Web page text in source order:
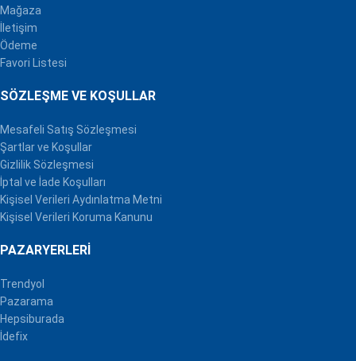
Mağaza
İletişim
Ödeme
Favori Listesi
SÖZLEŞME VE KOŞULLAR
Mesafeli Satış Sözleşmesi
Şartlar ve Koşullar
Gizlilik Sözleşmesi
İptal ve İade Koşulları
Kişisel Verileri Aydınlatma Metni
Kişisel Verileri Koruma Kanunu
PAZARYERLERI
Trendyol
Pazarama
Hepsiburada
İdefix